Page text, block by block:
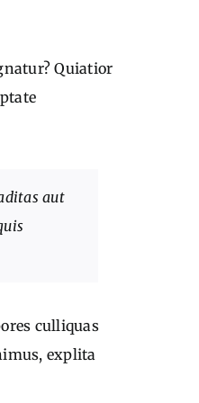
Quiatior
aut
culliquas
explita